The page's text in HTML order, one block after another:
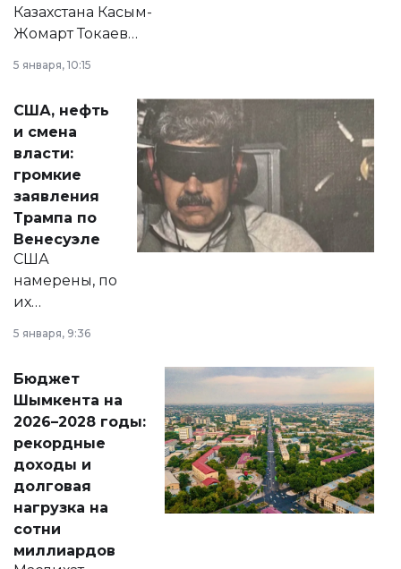
Казахстана Касым-
Жомарт Токаев
сразу несколько
актуальных тем —
от слухов о
политических
реформах до
вопросов армии,
экономики и
личного здоровья.
5 января, 10:15
США, нефть
и смена
власти:
громкие
заявления
Трампа по
Венесуэле
США
намерены, по
их
принести
народу
Венесуэлы.
5 января, 9:36
Бюджет
Шымкента на
2026–2028 годы:
рекордные
доходы и
долговая
нагрузка на
сотни
миллиардов